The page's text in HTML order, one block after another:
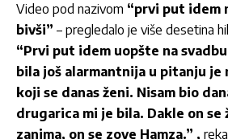
Video pod nazivom “prvi put idem
bivši” – pregledalo je više desetina
“Prvi put idem uopšte na
bila još alarmantnija u pitanju je
koji se danas ženi. Nisam bio
drugarica mi je bila. Dakle on se
zanima, on se zove Hamza.” ,